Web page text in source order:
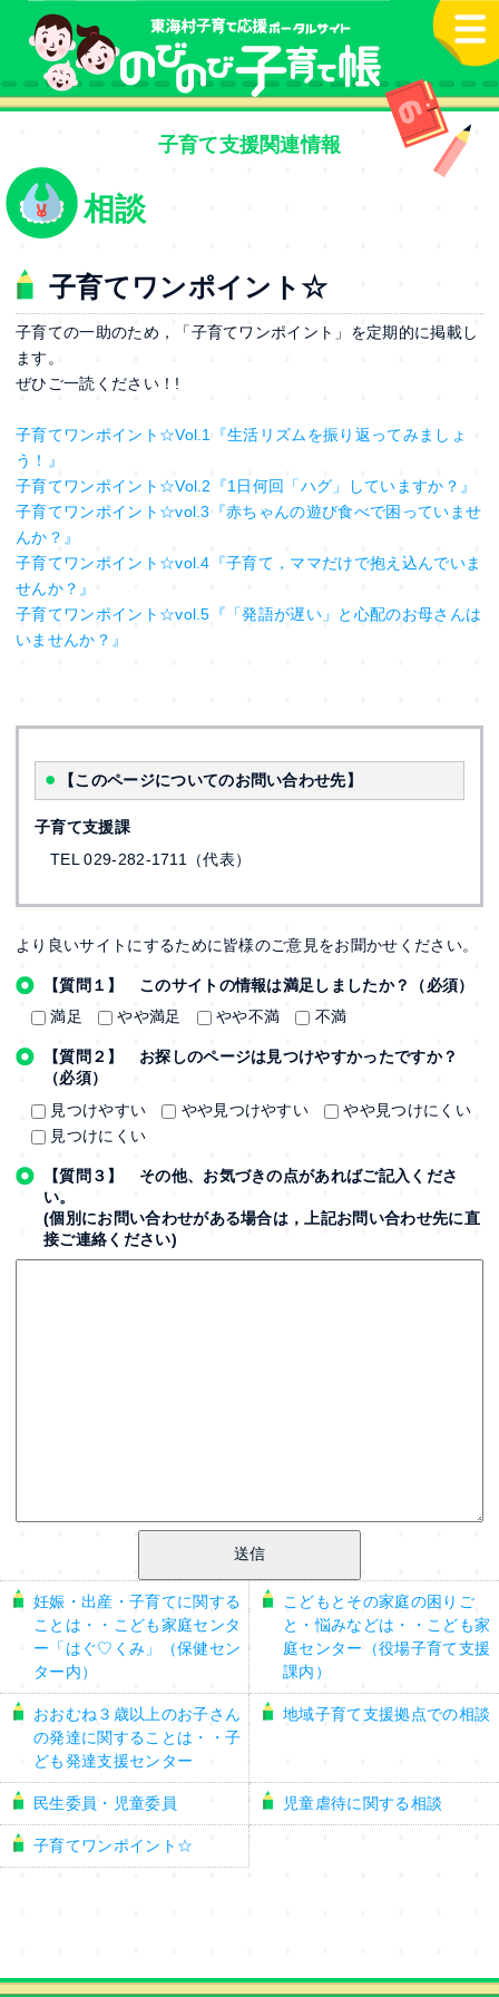
本文へ
子育て支援関連情報
相談
子育てワンポイント☆
子育ての一助のため，「子育てワンポイント」を定期的に掲載し
ます。
ぜひご一読ください！!
子育てワンポイント☆Vol.1『生活リズムを振り返ってみましょ
う！』
子育てワンポイント☆Vol.2『1日何回「ハグ」していますか？』
子育てワンポイント☆vol.3『赤ちゃんの遊び食べで困っていませ
んか？』
子育てワンポイント☆vol.4『子育て，ママだけで抱え込んでいま
せんか？』
子育てワンポイント☆vol.5『「発語が遅い」と心配のお母さんは
いませんか？』
【このページについてのお問い合わせ先】
子育て支援課
TEL 029-282-1711（代表）
より良いサイトにするために皆様のご意見をお聞かせください。
【質問１】 このサイトの情報は満足しましたか？（必須）
満足
やや満足 やや不満 不満
【質問２】 お探しのページは見つけやすかったですか？
（必須）
見つけやすい
やや見つけやすい
やや見つけにくい
見つけにくい
【質問３】 その他、お気づきの点があればご記入くださ
い。
(個別にお問い合わせがある場合は，上記お問い合わせ先に直
接ご連絡ください)
妊娠・出産・子育てに関する
ことは・・こども家庭センタ
ー「はぐ♡くみ」（保健セン
ター内）
こどもとその家庭の困りご
と・悩みなどは・・こども家
庭センター（役場子育て支援
課内）
おおむね３歳以上のお子さん
の発達に関することは・・子
ども発達支援センター
地域子育て支援拠点での相談
民生委員・児童委員 児童虐待に関する相談
子育てワンポイント☆